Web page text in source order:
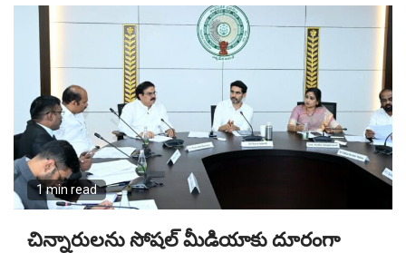
1 min read
చిన్నారులను సోషల్ మీడియాకు దూరంగా